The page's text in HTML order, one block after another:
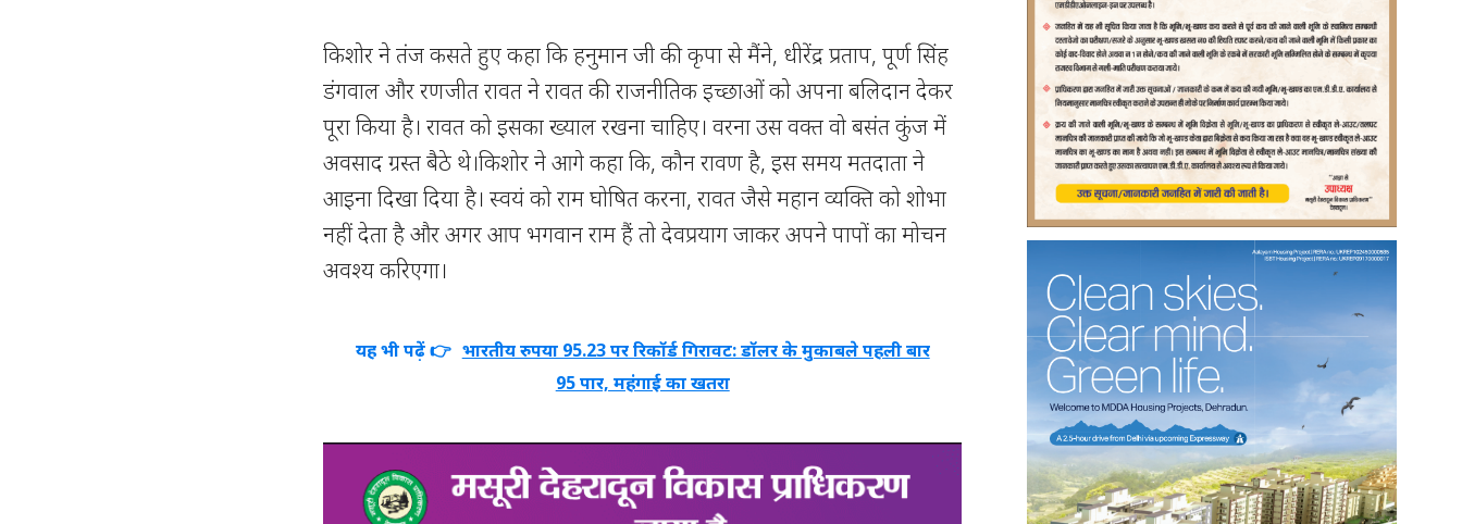
किशोर ने तंज कसते हुए कहा कि हनुमान जी की कृपा से मैंने, धीरेंद्र प्रताप, पूर्ण सिंह
डंगवाल और रणजीत रावत ने रावत की राजनीतिक इच्छाओं को अपना बलिदान देकर
पूरा किया है। रावत को इसका ख्याल रखना चाहिए। वरना उस वक्त वो बसंत कुंज में
अवसाद ग्रस्त बैठे थे।किशोर ने आगे कहा कि, कौन रावण है, इस समय मतदाता ने
आइना दिखा दिया है। स्वयं को राम घोषित करना, रावत जैसे महान व्यक्ति को शोभा
नहीं देता है और अगर आप भगवान राम हैं तो देवप्रयाग जाकर अपने पापों का मोचन
अवश्य करिएगा।
यह भी पढ़ें 👉 भारतीय रुपया 95.23 पर रिकॉर्ड गिरावट: डॉलर के मुकाबले पहली बार
95 पार, महंगाई का खतरा